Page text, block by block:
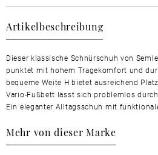
Artikelbeschreibung
Dieser klassische Schnürschuh von
punktet mit hohem Tragekomfort und
bequeme Weite H bietet ausreichend
Vario-Fußbett lässt sich problemlos
Ein eleganter Alltagsschuh mit
Mehr von dieser Marke